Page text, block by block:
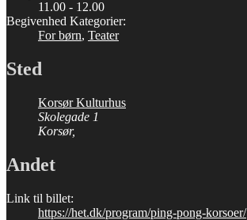
11.00 - 12.00
Begivenhed Kategorier:
For børn, Teater
Sted
Korsør Kulturhus
Skolegade 1
Korsør,
Andet
Link til billet:
https://het.dk/program/ping-pong-korsoer/